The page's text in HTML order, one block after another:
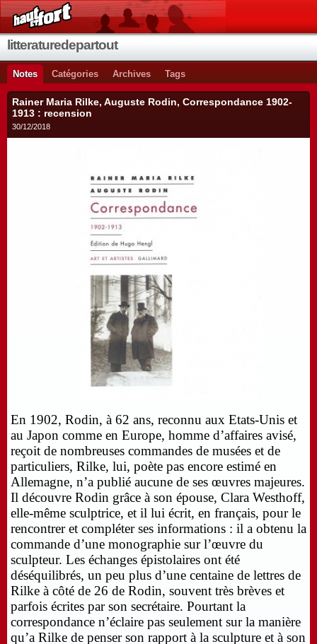
litteraturedepartout
Notes Catégories Archives Tags
Rainer Maria Rilke, Auguste Rodin, Correspondance 1902-
1913 : recension
30/12/2018
En 1902, Rodin, à 62 ans, reconnu aux Etats-Unis et
au Japon comme en Europe, homme d’affaires avisé,
reçoit de nombreuses commandes de musées et de
particuliers, Rilke, lui, poète pas encore estimé en
Allemagne, n’a publié aucune de ses œuvres majeures.
Il découvre Rodin grâce à son épouse, Clara Westhoff,
elle-même sculptrice, et il lui écrit, en français, pour le
rencontrer et compléter ses informations : il a obtenu la
commande d’une monographie sur l’œuvre du
sculpteur. Les échanges épistolaires ont été
déséquilibrés, un peu plus d’une centaine de lettres de
Rilke à côté de 26 de Rodin, souvent très brèves et
parfois écrites par son secrétaire. Pourtant la
correspondance n’éclaire pas seulement sur la manière
qu’a Rilke de penser son rapport à la sculpture et à son